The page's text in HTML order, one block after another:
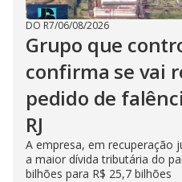
DO R7/06/08/2026
Grupo que
confirma se vai
pedido de
RJ
A empresa, em recuperação
a maior dívida tributária do
bilhões para R$ 25,7 bilhões